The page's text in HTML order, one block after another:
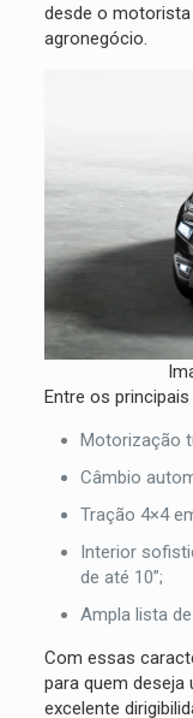
desde o
agronegócio.
Entre os
Motorização
Câmbio
Tração 4×4
Interior
de até 10”;
Ampla lista
Com essas
para quem deseja
excelente